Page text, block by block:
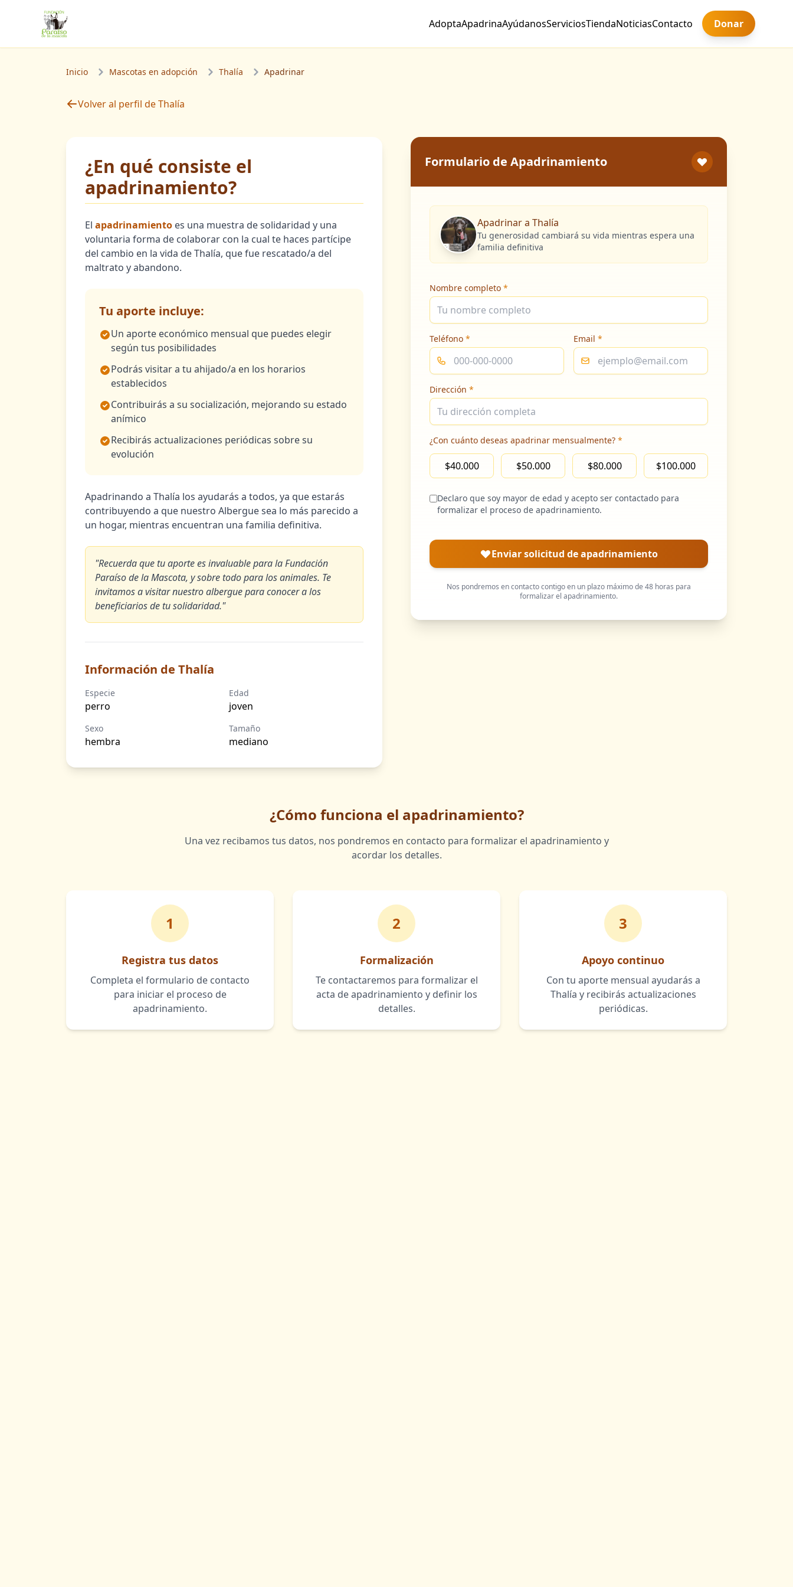
AdoptaApadrinaAyúdanosServiciosTiendaNoticiasContacto Donar
Inicio Mascotas en adopción Thalía Apadrinar
Volver al perfil de Thalía
¿En qué consiste el
apadrinamiento?
El apadrinamiento es una muestra de solidaridad y una
voluntaria forma de colaborar con la cual te haces partícipe
del cambio en la vida de Thalía, que fue rescatado/a del
maltrato y abandono.
Tu aporte incluye:
Un aporte económico mensual que puedes elegir
según tus posibilidades
Podrás visitar a tu ahijado/a en los horarios
establecidos
Contribuirás a su socialización, mejorando su estado
anímico
Recibirás actualizaciones periódicas sobre su
evolución
Apadrinando a Thalía los ayudarás a todos, ya que estarás
contribuyendo a que nuestro Albergue sea lo más parecido a
un hogar, mientras encuentran una familia definitiva.
"Recuerda que tu aporte es invaluable para la Fundación
Paraíso de la Mascota, y sobre todo para los animales. Te
invitamos a visitar nuestro albergue para conocer a los
beneficiarios de tu solidaridad."
Información de Thalía
Especie
perro
Edad
joven
Sexo
hembra
Tamaño
mediano
Formulario de Apadrinamiento
Apadrinar a Thalía
Tu generosidad cambiará su vida mientras espera una
familia definitiva
Nombre completo *
Teléfono * Email *
Dirección *
¿Con cuánto deseas apadrinar mensualmente? *
$40.000 $50.000 $80.000 $100.000
Declaro que soy mayor de edad y acepto ser contactado para
formalizar el proceso de apadrinamiento.
Enviar solicitud de apadrinamiento
Nos pondremos en contacto contigo en un plazo máximo de 48 horas para
formalizar el apadrinamiento.
¿Cómo funciona el apadrinamiento?
Una vez recibamos tus datos, nos pondremos en contacto para formalizar el apadrinamiento y
acordar los detalles.
1
Registra tus datos
Completa el formulario de contacto
para iniciar el proceso de
apadrinamiento.
2
Formalización
Te contactaremos para formalizar el
acta de apadrinamiento y definir los
detalles.
3
Apoyo continuo
Con tu aporte mensual ayudarás a
Thalía y recibirás actualizaciones
periódicas.